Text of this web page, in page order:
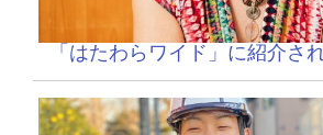
「はたわらワイド」に紹介さ